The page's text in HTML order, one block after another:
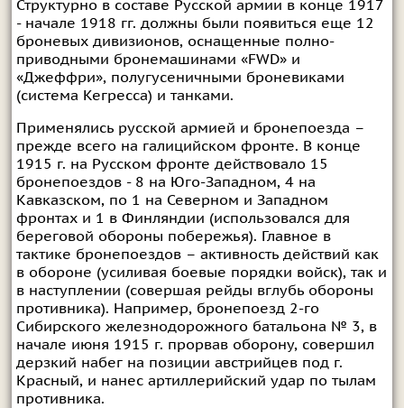
Структурно в составе Русской армии в конце 1917
- начале 1918 гг. должны были появиться еще 12
броневых дивизионов, оснащенные полно-
приводными бронемашинами «FWD» и
«Джеффри», полугусеничными броневиками
(система Кегресса) и танками.
Применялись русской армией и бронепоезда –
прежде всего на галицийском фронте. В конце
1915 г. на Русском фронте действовало 15
бронепоездов - 8 на Юго-Западном, 4 на
Кавказском, по 1 на Северном и Западном
фронтах и 1 в Финляндии (использовался для
береговой обороны побережья). Главное в
тактике бронепоездов – активность действий как
в обороне (усиливая боевые порядки войск), так и
в наступлении (совершая рейды вглубь обороны
противника). Например, бронепоезд 2-го
Сибирского железнодорожного батальона № 3, в
начале июня 1915 г. прорвав оборону, совершил
дерзкий набег на позиции австрийцев под г.
Красный, и нанес артиллерийский удар по тылам
противника.